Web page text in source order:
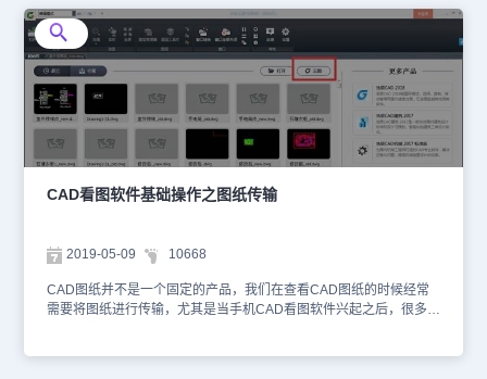
CAD看图软件基础操作之图纸传输
2019-05-09 10668
CAD图纸并不是一个固定的产品，我们在查看CAD图纸的时候经常
需要将图纸进行传输，尤其是当手机CAD看图软件兴起之后，很多时